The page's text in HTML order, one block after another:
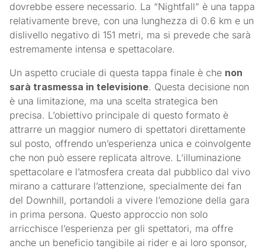
dovrebbe essere necessario. La “Nightfall” è una tappa
relativamente breve, con una lunghezza di 0.6 km e un
dislivello negativo di 151 metri, ma si prevede che sarà
estremamente intensa e spettacolare.
Un aspetto cruciale di questa tappa finale è che non
sarà trasmessa in televisione. Questa decisione non
è una limitazione, ma una scelta strategica ben
precisa. L’obiettivo principale di questo formato è
attrarre un maggior numero di spettatori direttamente
sul posto, offrendo un’esperienza unica e coinvolgente
che non può essere replicata altrove. L’illuminazione
spettacolare e l’atmosfera creata dal pubblico dal vivo
mirano a catturare l’attenzione, specialmente dei fan
del Downhill, portandoli a vivere l’emozione della gara
in prima persona. Questo approccio non solo
arricchisce l’esperienza per gli spettatori, ma offre
anche un beneficio tangibile ai rider e ai loro sponsor,